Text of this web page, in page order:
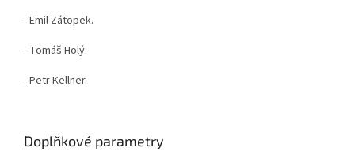
- Emil Zátopek.
- Tomáš Holý.
- Petr Kellner.
Doplňkové parametry